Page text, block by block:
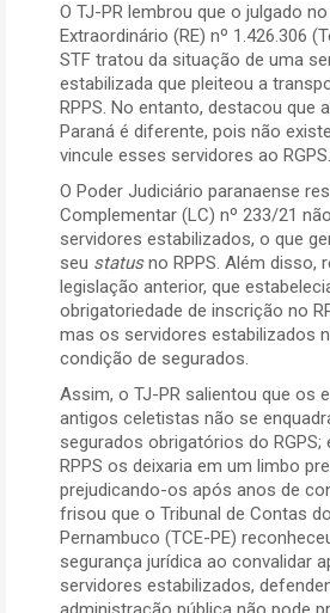
O TJ-PR lembrou que o julgado
Extraordinário (RE) nº 1.426.306
STF tratou da situação de uma
estabilizada que pleiteou a
RPPS. No entanto, destacou que
Paraná é diferente, pois não
vincule esses servidores ao RGPS.
O Poder Judiciário paranaense
Complementar (LC) nº 233/21
servidores estabilizados, o que
seu statusno RPPS. Além disso,
legislação anterior, que
obrigatoriedade de inscrição no
mas os servidores estabilizados
condição de segurados.
Assim, o TJ-PR salientou que os
antigos celetistas não se
segurados obrigatórios do RGPS;
RPPS os deixaria em um limbo
prejudicando-os após anos de
frisou que o Tribunal de Contas
Pernambuco (TCE-PE)
segurança jurídica ao convalidar
servidores estabilizados,